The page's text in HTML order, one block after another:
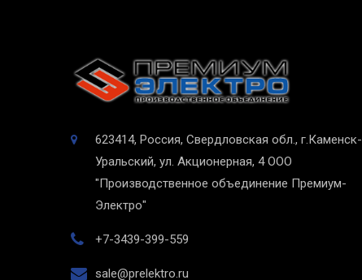
623414, Россия, Свердловская обл., г.Каменск-
Уральский, ул. Акционерная, 4 ООО
"Производственное объединение Премиум-
Электро"
+7-3439-399-559
sale@prelektro.ru